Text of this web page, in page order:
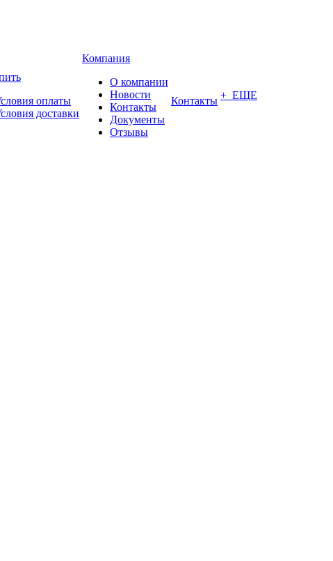
оплаты
доставки
Компания
О компании
Новости
Контакты
Документы
Отзывы
Контакты + ЕЩЕ